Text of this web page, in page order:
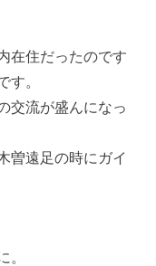
在住だったのです
す。
交流が盛んになっ
曽遠足の時にガイ
。